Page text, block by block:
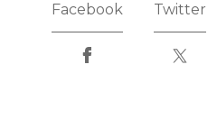
Facebook Twitter